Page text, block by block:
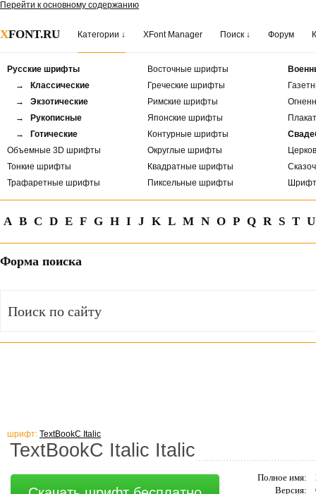
Перейти к основному содержанию
XFONT.RU Категории ↓ XFont Manager Поиск ↓ Форум
Русские шрифты
→ Классические
→ Экзотические
→ Рукописные
→ Готические
Объемные 3D шрифты
Тонкие шрифты
Трафаретные шрифты
Восточные шрифты
Греческие шрифты
Римские шрифты
Японские шрифты
Контурные шрифты
Округлые шрифты
Квадратные шрифты
Пиксельные шрифты
A B C D E F G H I J K L M N O P Q R S T U
Форма поиска
шрифт: TextBookC Italic
TextBookC Italic Italic
Полное имя:
Версия: